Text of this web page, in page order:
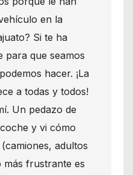
en la
Si te ha
para que seamos
hacer. ¡La
a todas y todos!
Un pedazo de
y vi cómo
adultos
más frustrante es